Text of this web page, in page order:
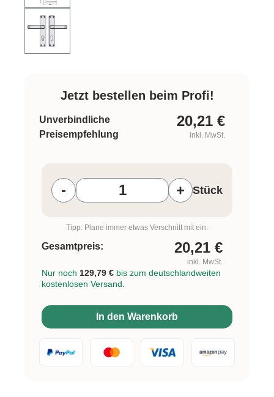
Jetzt bestellen beim Profi!
Unverbindliche
Preisempfehlung
20,21 €
inkl. MwSt.
- + Stück
Tipp: Plane immer etwas Verschnitt mit ein.
Gesamtpreis: 20,21 €
inkl. MwSt.
Nur noch 129,79 € bis zum deutschlandweiten
kostenlosen Versand.
In den Warenkorb